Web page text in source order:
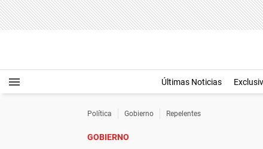
Últimas Noticias
Política Gobierno Repelentes
GOBIERNO